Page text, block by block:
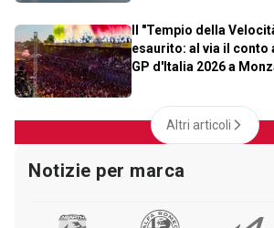
Il "Tempio della
esaurito: al via il conto
GP d'Italia 2026 a
Altri articoli
Notizie per marca